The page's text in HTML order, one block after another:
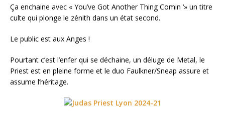
Ça enchaine avec « You’ve Got Another Thing Comin ‘» un titre
culte qui plonge le zénith dans un état second.
Le public est aux Anges !
Pourtant c’est l’enfer qui se déchaine, un déluge de Metal, le
Priest est en pleine forme et le duo Faulkner/Sneap assure et
assume l’héritage.